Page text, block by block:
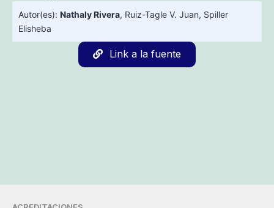
Autor(es): Nathaly Rivera, Ruiz-Tagle V. Juan, Spiller
Elisheba
Link a la fuente